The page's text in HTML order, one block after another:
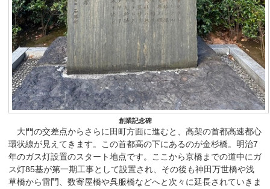
創業記念碑
大門の交差点からさらに田町方面に進むと、高架の首都高速都心
環状線が見えてきます。この首都高の下にあるのが金杉橋。明治7
年のガス灯設置のスタート地点です。ここから京橋までの道中にガ
ス灯85基が第一期工事として設置され、その後も神田万世橋や浅
草橋から雷門、数寄屋橋や呉服橋などへと次々に延長されていきま